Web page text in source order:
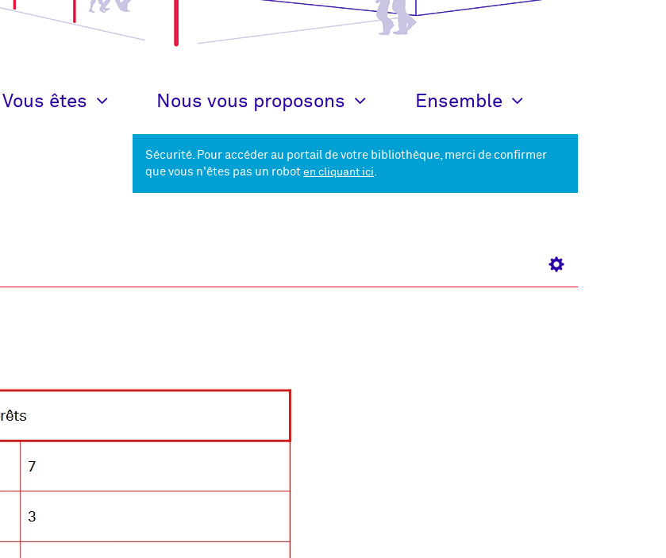
Vous êtes Nous vous proposons Ensemble
Recherche
Sécurité. Pour accéder au portail de votre bibliothèque, merci de confirmer
que vous n'êtes pas un roboten cliquant ici.
Ouvrir le panel